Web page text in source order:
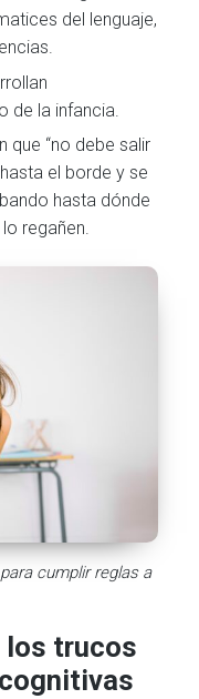
del lenguaje,
de la infancia.
que “no debe salir
el borde y se
hasta dónde
regañen.
cumplir reglas a
los trucos